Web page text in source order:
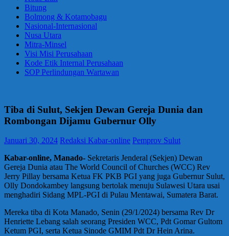
Bitung
Bolmong & Kotamobagu
Nasional-Internasional
Nusa Utara
Mitra-Minsel
Visi Misi Perusahaan
Kode Etik Internal Perusahaan
SOP Perlindungan Wartawan
Tiba di Sulut, Sekjen Dewan Gereja Dunia dan
Rombongan Dijamu Gubernur Olly
Januari 30, 2024 Redaksi Kabar-online Pemprov Sulut
Kabar-online, Manado- Sekretaris Jenderal (Sekjen) Dewan
Gereja Dunia atau The World Council of Churches (WCC) Rev
Jerry Pillay bersama Ketua FK PKB PGI yang juga Gubernur Sulut,
Olly Dondokambey langsung bertolak menuju Sulawesi Utara usai
menghadiri Sidang MPL-PGI di Pulau Mentawai, Sumatera Barat.
Mereka tiba di Kota Manado, Senin (29/1/2024) bersama Rev Dr
Henriette Lebang salah seorang Presiden WCC, Pdt Gomar Gultom
Ketum PGI, serta Ketua Sinode GMIM Pdt Dr Hein Arina.